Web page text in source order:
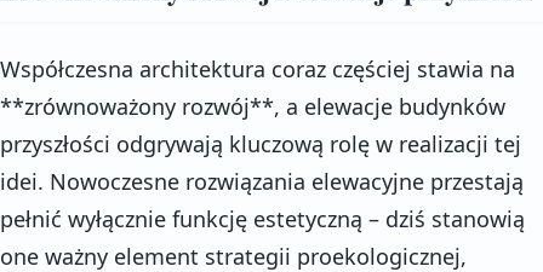
Współczesna architektura coraz częściej stawia na
**zrównoważony rozwój**, a elewacje budynków
przyszłości odgrywają kluczową rolę w realizacji tej
idei. Nowoczesne rozwiązania elewacyjne przestają
pełnić wyłącznie funkcję estetyczną – dziś stanowią
one ważny element strategii proekologicznej,